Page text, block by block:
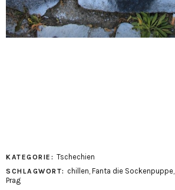
KATEGORIE: Tschechien
SCHLAGWORT: chillen, Fanta die Sockenpuppe,
Prag